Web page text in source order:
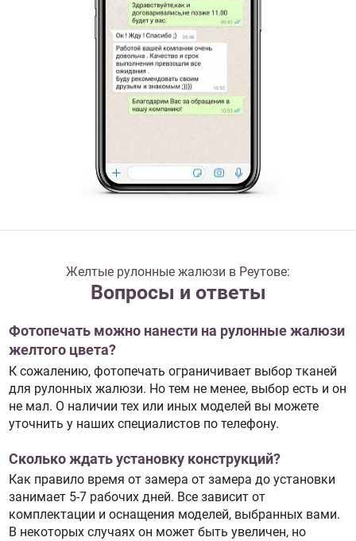
Желтые рулонные жалюзи в Реутове:
Вопросы и ответы
Фотопечать можно нанести на рулонные жалюзи
желтого цвета?
К сожалению, фотопечать ограничивает выбор тканей
для рулонных жалюзи. Но тем не менее, выбор есть и он
не мал. О наличии тех или иных моделей вы можете
уточнить у наших специалистов по телефону.
Сколько ждать установку конструкций?
Как правило время от замера от замера до установки
занимает 5-7 рабочих дней. Все зависит от
комплектации и оснащения моделей, выбранных вами.
В некоторых случаях он может быть увеличен, но